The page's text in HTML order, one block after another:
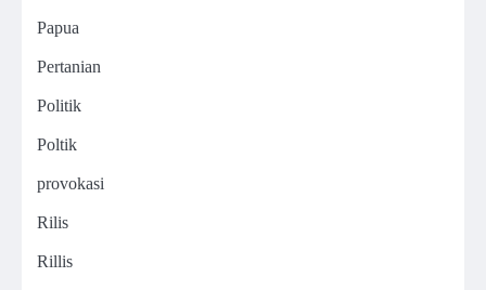
Papua
Pertanian
Politik
Poltik
provokasi
Rilis
Rillis